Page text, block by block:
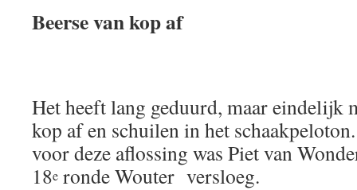
Beerse van kop af
Het heeft lang geduurd, maar eindelijk
kop af en schuilen in het
voor deze aflossing was Piet van
18e ronde Wouter versloeg.